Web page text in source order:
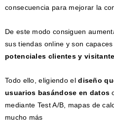
consecuencia para mejorar la
De este modo consiguen
sus tiendas online y son
potenciales clientes y
Todo ello, eligiendo eldiseño
usuarios basándose en datos
mediante Test A/B, mapas de
mucho más